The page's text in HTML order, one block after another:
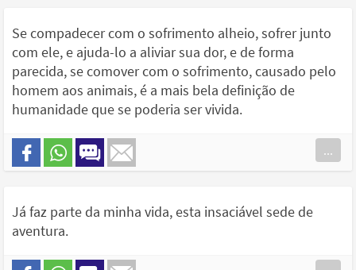
Se compadecer com o sofrimento alheio, sofrer junto
com ele, e ajuda-lo a aliviar sua dor, e de forma
parecida, se comover com o sofrimento, causado pelo
homem aos animais, é a mais bela definição de
humanidade que se poderia ser vivida.
...
Já faz parte da minha vida, esta insaciável sede de
aventura.